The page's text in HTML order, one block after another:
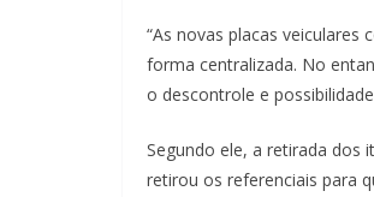
“As novas placas
forma centralizada. No
o descontrole e
Segundo ele, a retirada dos
retirou os referenciais para